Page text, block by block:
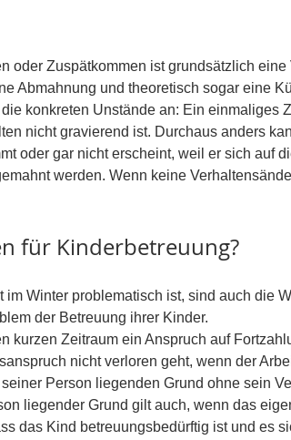
oder Zuspätkommen ist grundsätzlich
Abmahnung und theoretisch sogar eine
die konkreten Unstände an: Ein einmaliges
nicht gravierend ist. Durchaus anders
oder gar nicht erscheint, weil er sich auf
werden. Wenn keine
für Kinderbetreuung?
im Winter problematisch ist, sind auch die
der Betreuung ihrer Kinder.
kurzen Zeitraum ein Anspruch auf
nicht verloren geht, wenn der
Person liegenden Grund ohne sein
liegender Grund gilt auch, wenn das
das Kind betreuungsbedürftig ist und es